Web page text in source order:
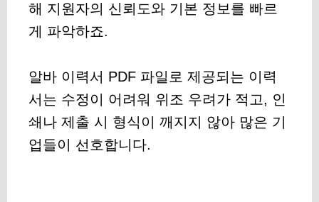
해 지원자의 신뢰도와 기본 정보를 빠르
게 파악하죠.
알바 이력서 PDF 파일로 제공되는 이력
서는 수정이 어려워 위조 우려가 적고, 인
쇄나 제출 시 형식이 깨지지 않아 많은 기
업들이 선호합니다.